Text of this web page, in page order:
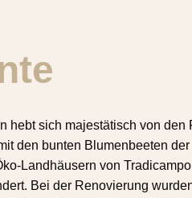
hebt sich majestätisch von den
den bunten Blumenbeeten der
Landhäusern von
Bei der Renovierung